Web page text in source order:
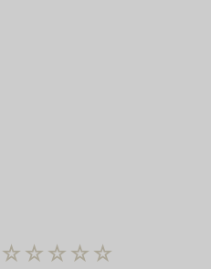
☆☆☆☆☆